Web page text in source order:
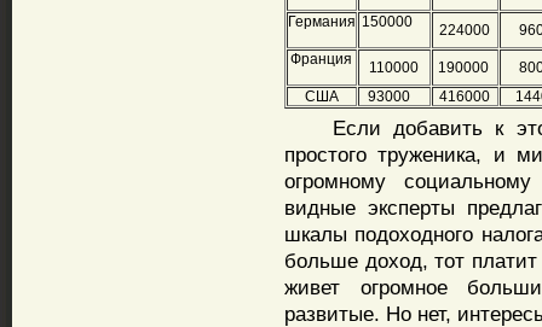
Германия 150000 224000
Франция
110000 190000
США
93000 416000
Если добавить к
простого труженика, и
огромному
видные эксперты
шкалы подоходного
больше доход, тот
живет огромное
развитые. Но нет,